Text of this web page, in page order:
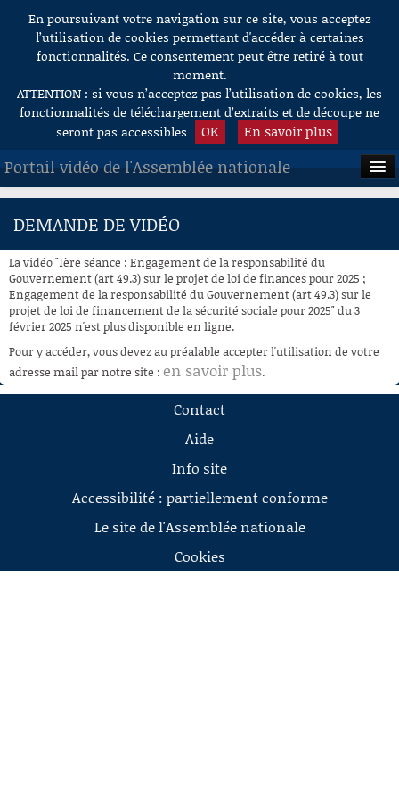
Aller au contenu
En poursuivant votre navigation sur ce site, vous acceptez
l’utilisation de cookies permettant d'accéder à certaines
fonctionnalités. Ce consentement peut être retiré à tout
moment.
ATTENTION : si vous n’acceptez pas l’utilisation de cookies, les
fonctionnalités de téléchargement d’extraits et de découpe ne
seront pas accessibles
OK En savoir plus
Portail vidéo de l'Assemblée nationale
ACCUEIL
À LA DEMANDE
RECHERCHE
AIDE À LA DÉCOUPE
DE VIDÉOS
DEMANDE DE VIDÉO
La vidéo "1ère séance : Engagement de la responsabilité du
Gouvernement (art 49.3) sur le projet de loi de finances pour 2025 ;
Engagement de la responsabilité du Gouvernement (art 49.3) sur le
projet de loi de financement de la sécurité sociale pour 2025" du 3
février 2025 n'est plus disponible en ligne.
Pour y accéder, vous devez au préalable accepter l'utilisation de votre
adresse mail par notre site : en savoir plus.
Contact
Aide
Info site
Accessibilité : partiellement conforme
Le site de l'Assemblée nationale
Cookies